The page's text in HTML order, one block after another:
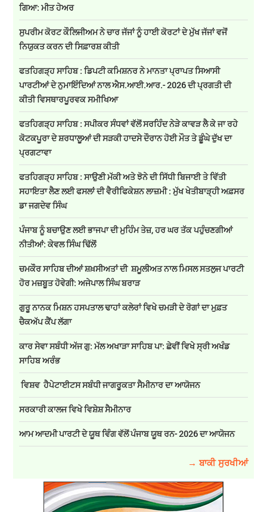
ਗਿਆ: ਮੀਤ ਹੇਅਰ
ਸੁਪਰੀਮ ਕੋਰਟ ਕੌਲਿਜੀਅਮ ਨੇ ਚਾਰ ਜੱਜਾਂ ਨੂੰ ਹਾਈ ਕੋਰਟਾਂ ਦੇ ਮੁੱਖ ਜੱਜਾਂ ਵਜੋਂ
ਨਿਯੁਕਤ ਕਰਨ ਦੀ ਸਿਫ਼ਾਰਸ਼ ਕੀਤੀ
ਫਤਹਿਗੜ੍ਹ ਸਾਹਿਬ : ਡਿਪਟੀ ਕਮਿਸ਼ਨਰ ਨੇ ਮਾਨਤਾ ਪ੍ਰਾਪਤ ਸਿਆਸੀ
ਪਾਰਟੀਆਂ ਦੇ ਨੁਮਾਇੰਦਿਆਂ ਨਾਲ ਐਸ.ਆਈ.ਆਰ.- 2026 ਦੀ ਪ੍ਰਗਤੀ ਦੀ
ਕੀਤੀ ਵਿਸਥਾਰਪੂਰਵਕ ਸਮੀਖਿਆ
ਫਤਹਿਗੜ੍ਹ ਸਾਹਿਬ : ਸਪੀਕਰ ਸੰਧਵਾਂ ਵੱਲੋਂ ਸਰਹਿੰਦ ਨੇੜੇ ਕਾਵੜ ਲੈ ਕੇ ਜਾ ਰਹੇ
ਕੋਟਕਪੂਰਾ ਦੇ ਸ਼ਰਧਾਲੂਆਂ ਦੀ ਸੜਕੀ ਹਾਦਸੇ ਦੌਰਾਨ ਹੋਈ ਮੌਤ ਤੇ ਡੂੰਘੇ ਦੁੱਖ ਦਾ
ਪ੍ਰਗਟਾਵਾ
ਫਤਹਿਗੜ੍ਹ ਸਾਹਿਬ : ਸਾਉਣੀ ਮੱਕੀ ਅਤੇ ਝੋਨੇ ਦੀ ਸਿੱਧੀ ਬਿਜਾਈ ਤੇ ਵਿੱਤੀ
ਸਹਾਇਤਾ ਲੈਣ ਲਈ ਫਸਲਾਂ ਦੀ ਵੈਰੀਫਿਕੇਸ਼ਨ ਲਾਜ਼ਮੀ : ਮੁੱਖ ਖੇਤੀਬਾੜ੍ਹੀ ਅਫ਼ਸਰ
ਡਾ ਜਗਦੇਵ ਸਿੰਘ
ਪੰਜਾਬ ਨੂੰ ਬਚਾਉਣ ਲਈ ਭਾਜਪਾ ਦੀ ਮੁਹਿੰਮ ਤੇਜ਼, ਹਰ ਘਰ ਤੱਕ ਪਹੁੰਚਣਗੀਆਂ
ਨੀਤੀਆਂ: ਕੇਵਲ ਸਿੰਘ ਢਿੱਲੋਂ
ਚਮਕੌਰ ਸਾਹਿਬ ਦੀਆਂ ਸ਼ਖ਼ਸੀਅਤਾਂ ਦੀ ਸ਼ਮੂਲੀਅਤ ਨਾਲ ਮਿਸਲ ਸਤਲੁਜ ਪਾਰਟੀ
ਹੋਰ ਮਜ਼ਬੂਤ ਹੋਵੇਗੀ: ਅਜੇਪਾਲ ਸਿੰਘ ਬਰਾੜ
ਗੁਰੂ ਨਾਨਕ ਮਿਸ਼ਨ ਹਸਪਤਾਲ ਢਾਹਾਂ ਕਲੇਰਾਂ ਵਿਖੇ ਚਮੜੀ ਦੇ ਰੋਗਾਂ ਦਾ ਮੁਫ਼ਤ
ਚੈਕਅੱਪ ਕੈਂਪ ਲੱਗਾ
ਕਾਰ ਸੇਵਾ ਸਬੰਧੀ ਅੱਜ ਗੁ: ਮੱਲ ਅਖਾੜਾ ਸਾਹਿਬ ਪਾ: ਛੇਵੀਂ ਵਿਖੇ ਸ੍ਰੀ ਅਖੰਡ
ਸਾਹਿਬ ਅਰੰਭ
ਵਿਸ਼ਵ ਹੈਪੇਟਾਈਟਸ ਸਬੰਧੀ ਜਾਗਰੂਕਤਾ ਸੈਮੀਨਾਰ ਦਾ ਆਯੋਜਨ
ਸਰਕਾਰੀ ਕਾਲਜ ਵਿਖੇ ਵਿਸ਼ੇਸ਼ ਸੈਮੀਨਾਰ
ਆਮ ਆਦਮੀ ਪਾਰਟੀ ਦੇ ਯੂਥ ਵਿੰਗ ਵੱਲੋਂ ਪੰਜਾਬ ਯੂਥ ਰਨ- 2026 ਦਾ ਆਯੋਜਨ
→ ਬਾਕੀ ਸੁਰਖੀਆਂ